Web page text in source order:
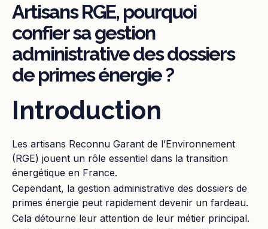
Artisans RGE, pourquoi
confier sa gestion
administrative des dossiers
de primes énergie ?
Introduction
Les artisans Reconnu Garant de l’Environnement
(RGE) jouent un rôle essentiel dans la transition
énergétique en France.
Cependant, la gestion administrative des dossiers de
primes énergie peut rapidement devenir un fardeau.
Cela détourne leur attention de leur métier principal.